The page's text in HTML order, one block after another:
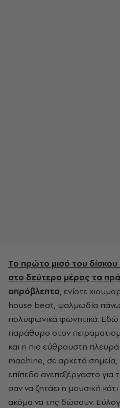
Το πρώτο μισό του δίσκου
στο δεύτερο μέρος τα
απρόβλεπτα, ενίοτε
house beat, ψαλμωδία
πολυφωνικά φωνητικά.
παράθυρο στον
και η πιο εύθραυστη
machine, σε αρκετά
επίπεδο ανεπεξέργαστο για
σαν να ζητάει η μουσική
ακόμα να της δώσουν.